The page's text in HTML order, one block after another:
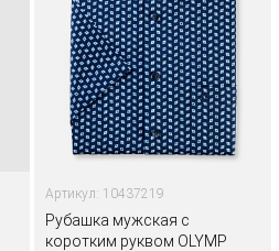
Артикул: 10437219
Рубашка мужская с
коротким руквом OLYMP